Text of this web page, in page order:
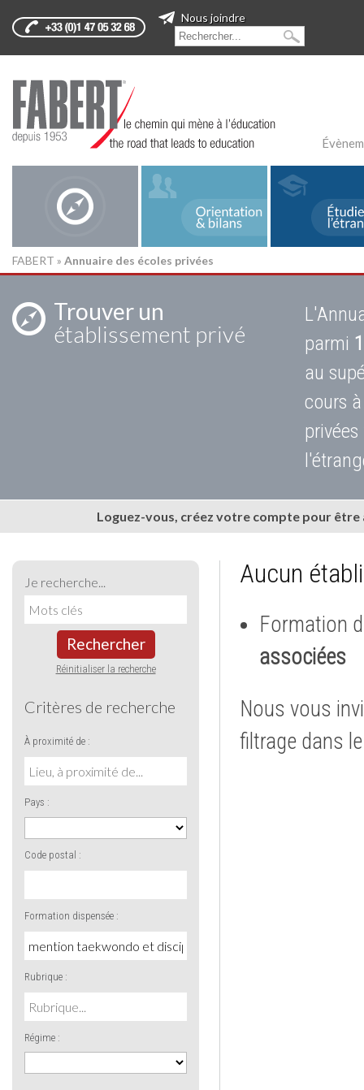
Nous joindre
FABERT » Annuaire des écoles privées
Trouver un
établissement privé
parmi
au
cours
Loguez-vous, créez votre compte pour
Je recherche...
Rechercher
Réinitialiser la recherche
Critères de recherche
À proximité de :
Pays :
Code postal :
Formation dispensée :
Rubrique :
Régime :
Aucun
Formation
associées
Nous vous
filtrage dans